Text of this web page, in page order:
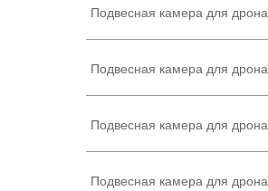
Подвесная камера для дрона
Подвесная камера для дрона
Подвесная камера для дрона
Подвесная камера для дрона